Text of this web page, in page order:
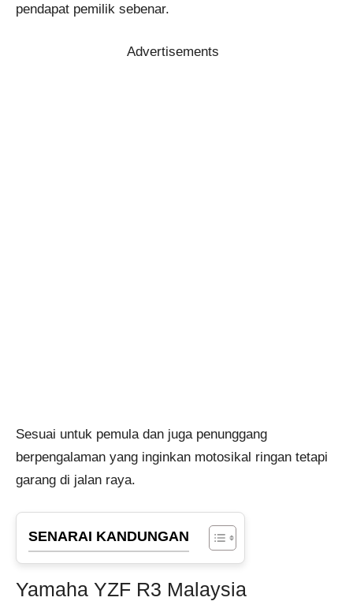
pendapat pemilik sebenar.
Advertisements
Sesuai untuk pemula dan juga penunggang
berpengalaman yang inginkan motosikal ringan tetapi
garang di jalan raya.
SENARAI KANDUNGAN
Yamaha YZF R3 Malaysia